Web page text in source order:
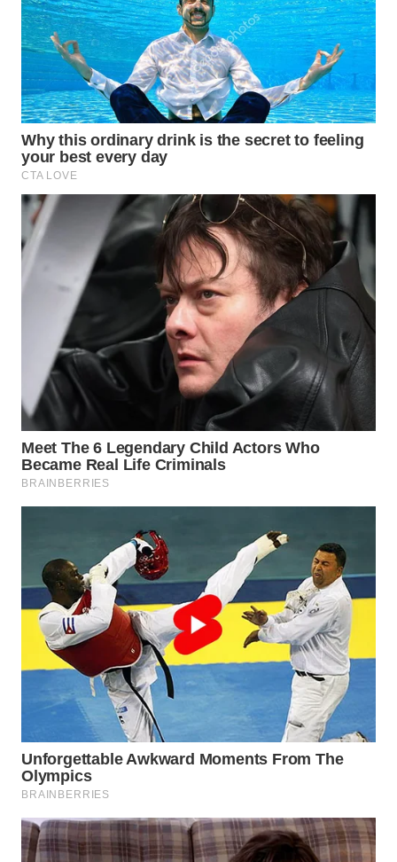
MALUT
WN
DAIRI
WN
DANAU
TOBA
WN
NIAS
WN
LANGKAT
WN
TAPANULI
SELATAN
WN
TANJUNG
LESUNG
WN
WN
SIMALUNGUN
WN
LABUHANBATU
WN
TAPANULI
TENGAH
WN DELI
WN